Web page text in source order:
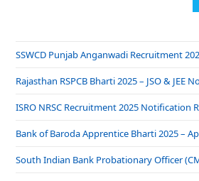
SSWCD Punjab Anganwadi Recruitment
Rajasthan RSPCB Bharti 2025 – JSO & JEE
ISRO NRSC Recruitment 2025 Notification
Bank of Baroda Apprentice Bharti 2025 –
South Indian Bank Probationary Officer